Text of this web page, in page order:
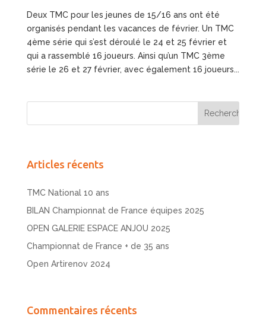
Deux TMC pour les jeunes de 15/16 ans ont été
organisés pendant les vacances de février. Un TMC
4ème série qui s’est déroulé le 24 et 25 février et
qui a rassemblé 16 joueurs. Ainsi qu’un TMC 3ème
série le 26 et 27 février, avec également 16 joueurs...
Articles récents
TMC National 10 ans
BILAN Championnat de France équipes 2025
OPEN GALERIE ESPACE ANJOU 2025
Championnat de France + de 35 ans
Open Artirenov 2024
Commentaires récents